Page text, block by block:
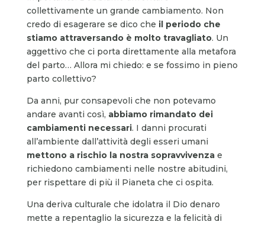
collettivamente un grande cambiamento. Non
credo di esagerare se dico che il periodo che
stiamo attraversando è molto travagliato. Un
aggettivo che ci porta direttamente alla metafora
del parto… Allora mi chiedo: e se fossimo in pieno
parto collettivo?
Da anni, pur consapevoli che non potevamo
andare avanti così, abbiamo rimandato dei
cambiamenti necessari. I danni procurati
all’ambiente dall’attività degli esseri umani
mettono a rischio la nostra sopravvivenzae
richiedono cambiamenti nelle nostre abitudini,
per rispettare di più il Pianeta che ci ospita.
Una deriva culturale che idolatra il Dio denaro
mette a repentaglio la sicurezza e la felicità di